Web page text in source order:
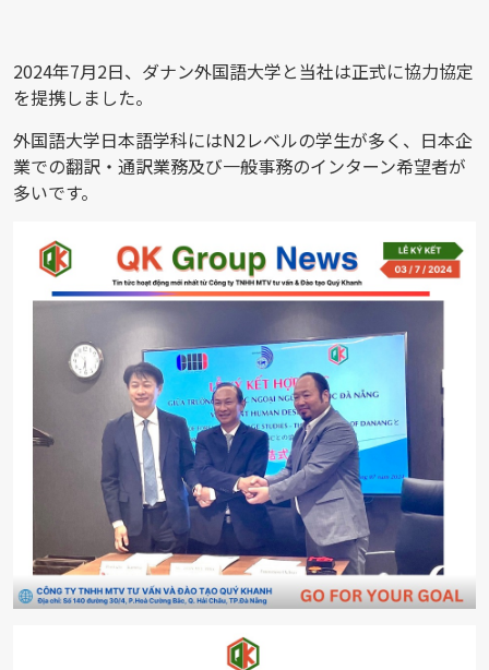
2024年7月2日、ダナン外国語大学と当社は正式に協力協定
を提携しました。
外国語大学日本語学科にはN2レベルの学生が多く、日本企
業での翻訳・通訳業務及び一般事務のインターン希望者が
多いです。